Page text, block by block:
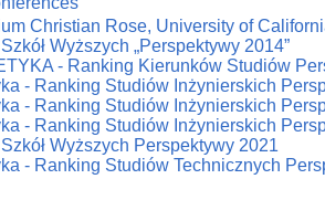
Christian Rose, University of
Wyższych „Perspektywy 2014”
- Ranking Kierunków Studiów
- Ranking Studiów Inżynierskich
- Ranking Studiów Inżynierskich
- Ranking Studiów Inżynierskich
Wyższych Perspektywy 2021
- Ranking Studiów Technicznych